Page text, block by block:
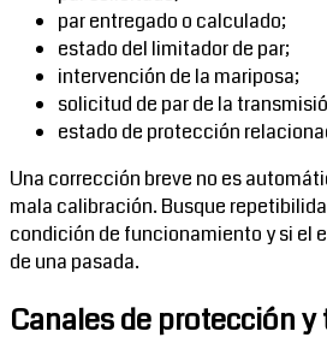
par entregado o calculado;
estado del limitador de par;
intervención de la mariposa;
solicitud de par de la
estado de protección
Una corrección breve no es
mala calibración. Busque
condición de funcionamiento y si el
de una pasada.
Canales de protección